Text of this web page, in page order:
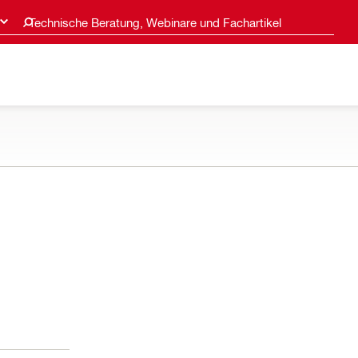
Technische Beratung, Webinare und Fachartikel